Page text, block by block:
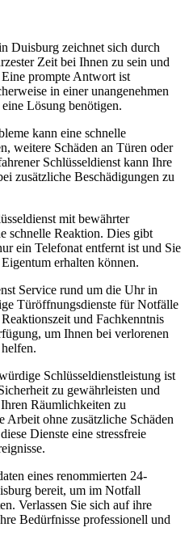
Duisburg zeichnet sich durch
Zeit bei Ihnen zu sein und
prompte Antwort ist
in einer unangenehmen
Lösung benötigen.
kann eine schnelle
weitere Schäden an Türen oder
Schlüsseldienst kann Ihre
zusätzliche Beschädigungen zu
mit bewährter
schnelle Reaktion. Dies gibt
ein Telefonat entfernt ist und Sie
erhalten können.
Service rund um die Uhr in
Türöffnungsdienste für Notfälle
und Fachkenntnis
um Ihnen bei verlorenen
Schlüsseldienstleistung ist
zu gewährleisten und
Räumlichkeiten zu
Arbeit ohne zusätzliche Schäden
Dienste eine stressfreie
eines renommierten 24-
bereit, um im Notfall
Verlassen Sie sich auf ihre
Bedürfnisse professionell und